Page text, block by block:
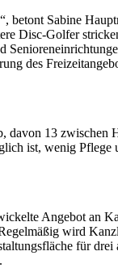
betont Sabine
Disc-Golfer
des
13 zwischen
ist, wenig
Angebot an
wird
für